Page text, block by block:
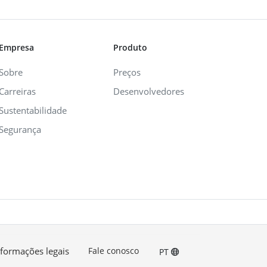
Produto
Preços
Desenvolvedores
legais Fale conosco PT